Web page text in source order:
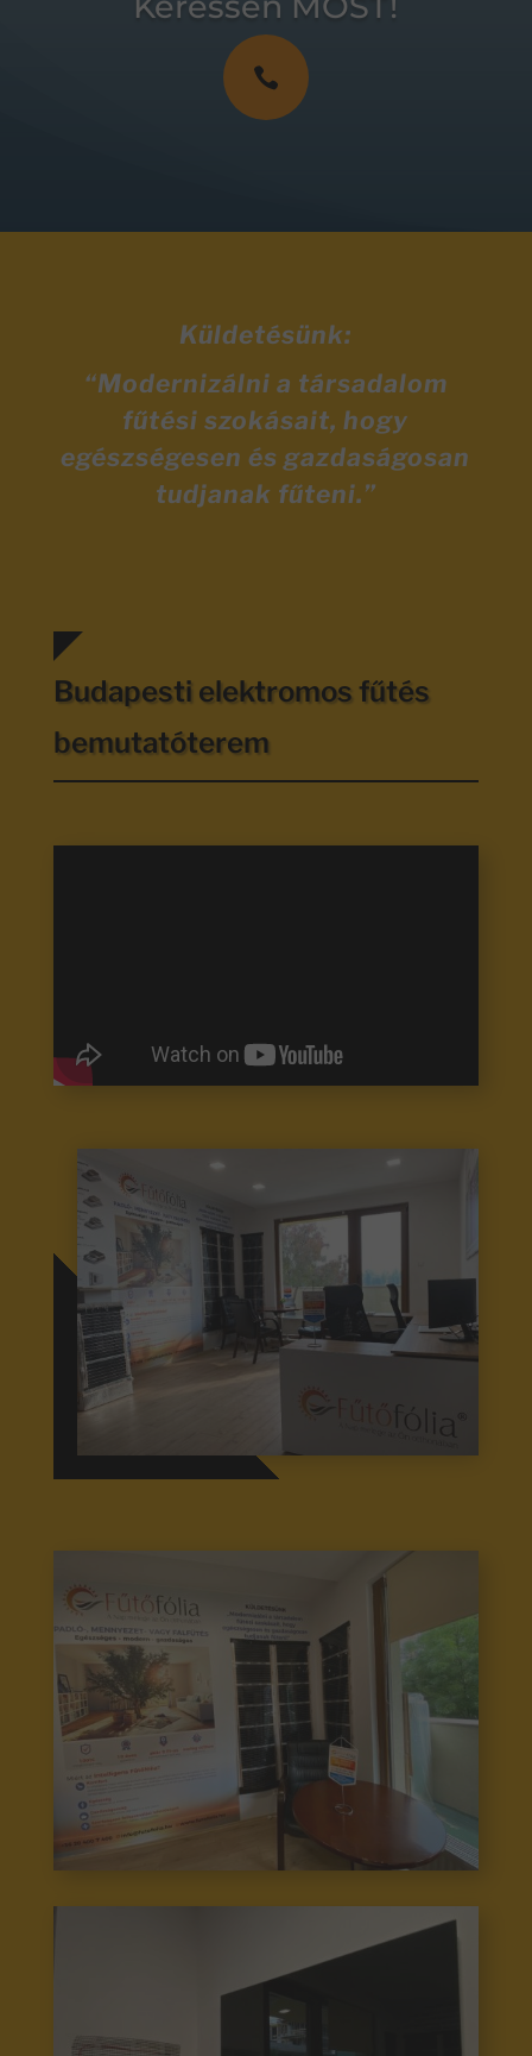

Küldetésünk:
“Modernizálni a társadalom
fűtési szokásait, hogy
egészségesen és gazdaságosan
tudjanak fűteni.”
Budapesti elektromos fűtés
bemutatóterem